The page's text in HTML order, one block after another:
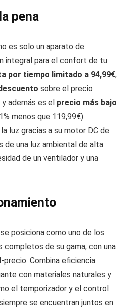
pena
es solo un aparato de
integral para el confort de tu
por tiempo limitado a 94,99€,
sobre el precio
además es el precio más bajo
menos que 119,99€).
luz gracias a su motor DC de
de una luz ambiental de alta
de un ventilador y una
posiciona como uno de los
de su gama, con una
Combina eficiencia
con materiales naturales y
el temporizador y el control
se encuentran juntos en